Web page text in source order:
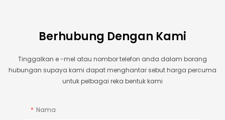
Berhubung Dengan Kami
Tinggalkan e -mel atau nombor telefon anda dalam borang
hubungan supaya kami dapat menghantar sebut harga percuma
untuk pelbagai reka bentuk kami
Nama